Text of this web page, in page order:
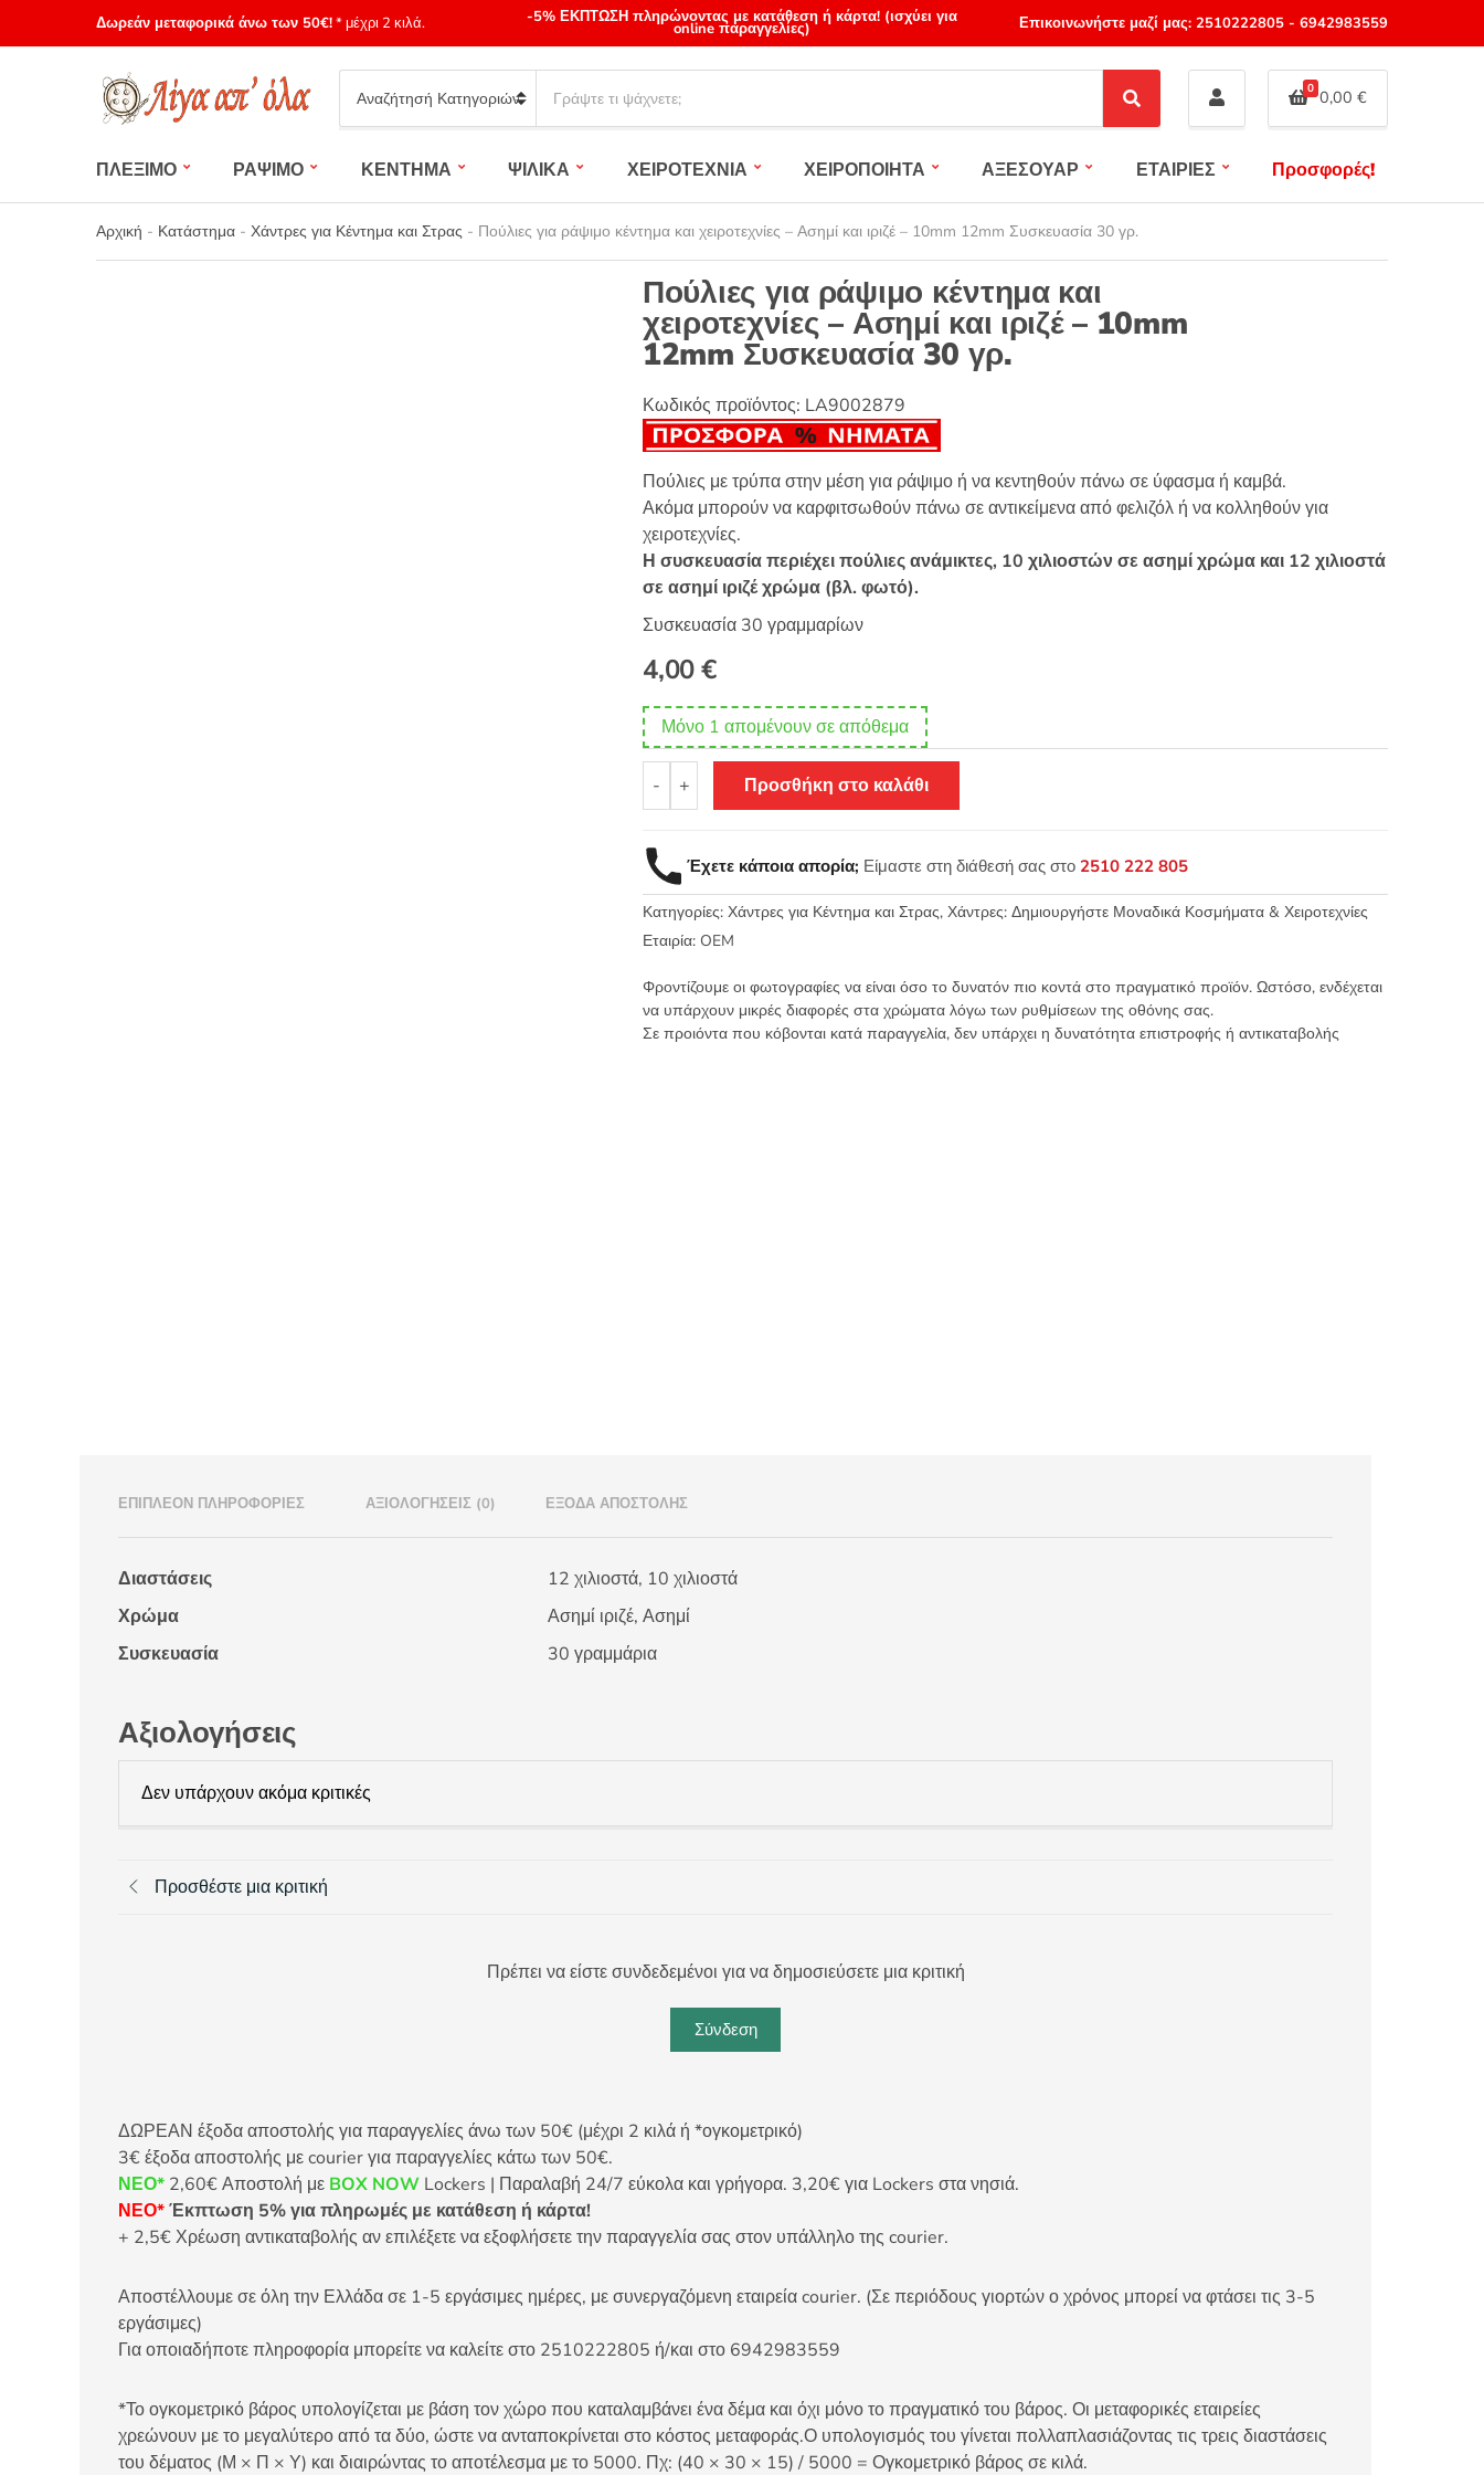
Δωρεάν μεταφορικά άνω των 50€!* μέχρι 2 κιλά. -5% ΕΚΠΤΩΣΗ πληρώνοντας με κατάθεση ή κάρτα! (ισχύει για
online παραγγελίες) Επικοινωνήστε μαζί μας: 2510222805- 6942983559
Category
name
a
c
h
p
S
e
c
0 0,00 €
ΠΛΕΞΙΜΟ ΡΑΨΙΜΟ ΚΕΝΤΗΜΑ ΨΙΛΙΚΑ ΧΕΙΡΟΤΕΧΝΙΑ ΧΕΙΡΟΠΟΙΗΤΑ ΑΞΕΣΟΥΑΡ ΕΤΑΙΡΙΕΣ Προσφορές!
Αρχική - Κατάστημα - Χάντρες για Κέντημα και Στρας - Πούλιες για ράψιμο κέντημα και χειροτεχνίες – Ασημί και ιριζέ – 10mm 12mm Συσκευασία 30 γρ.
Πούλιες για ράψιμο κέντημα και
χειροτεχνίες – Ασημί και ιριζέ – 10mm
12mm Συσκευασία 30 γρ.
Κωδικός προϊόντος: LA9002879
Πούλιες με τρύπα στην μέση για ράψιμο ή να κεντηθούν πάνω σε ύφασμα ή καμβά.
Ακόμα μπορούν να καρφιτσωθούν πάνω σε αντικείμενα από φελιζόλ ή να κολληθούν για
χειροτεχνίες.
Η συσκευασία περιέχει πούλιες ανάμικτες, 10 χιλιοστών σε ασημί χρώμα και 12 χιλιοστά
σε ασημί ιριζέ χρώμα (βλ. φωτό).
Συσκευασία 30 γραμμαρίων
4,00€
Μόνο 1 απομένουν σε απόθεμα
-
για
και
χειροτεχνίες
-
Ασημί
ιριζέ
-
10mm
+ Προσθήκη στο καλάθι
Έχετε κάποια απορία; Είμαστε στη διάθεσή σας στο 2510 222 805
Κατηγορίες: Χάντρες για Κέντημα και Στρας, Χάντρες: Δημιουργήστε Μοναδικά Κοσμήματα & Χειροτεχνίες
Εταιρία: OEM
Φροντίζουμε οι φωτογραφίες να είναι όσο το δυνατόν πιο κοντά στο πραγματικό προϊόν. Ωστόσο, ενδέχεται
να υπάρχουν μικρές διαφορές στα χρώματα λόγω των ρυθμίσεων της οθόνης σας.
Σε προιόντα που κόβονται κατά παραγγελία, δεν υπάρχει η δυνατότητα επιστροφής ή αντικαταβολής
ΕΠΙΠΛΈΟΝ ΠΛΗΡΟΦΟΡΊΕΣ ΑΞΙΟΛΟΓΉΣΕΙΣ (0) ΈΞΟΔΑ ΑΠΟΣΤΟΛΉΣ
Διαστάσεις
12 χιλιοστά, 10 χιλιοστά
Χρώμα
Ασημί ιριζέ, Ασημί
Συσκευασία
30 γραμμάρια
Αξιολογήσεις
Δεν υπάρχουν ακόμα κριτικές
Προσθέστε μια κριτική
Πρέπει να είστε συνδεδεμένοι για να δημοσιεύσετε μια κριτική
Σύνδεση
ΔΩΡΕΑΝ έξοδα αποστολής για παραγγελίες άνω των 50€ (μέχρι 2 κιλά ή *ογκομετρικό)
3€ έξοδα αποστολής με courier για παραγγελίες κάτω των 50€.
ΝΕΟ* 2,60€ Αποστολή με BOX NOW Lockers | Παραλαβή 24/7 εύκολα και γρήγορα. 3,20€ για Lockers στα νησιά.
ΝΕΟ*Έκπτωση 5% για πληρωμές με κατάθεση ή κάρτα!
+ 2,5€ Χρέωση αντικαταβολής αν επιλέξετε να εξοφλήσετε την παραγγελία σας στον υπάλληλο της courier.
Αποστέλλουμε σε όλη την Ελλάδα σε 1-5 εργάσιμες ημέρες, με συνεργαζόμενη εταιρεία courier. (Σε περιόδους γιορτών ο χρόνος μπορεί να φτάσει τις 3-5
εργάσιμες)
Για οποιαδήποτε πληροφορία μπορείτε να καλείτε στο 2510222805 ή/και στο 6942983559
*Το ογκομετρικό βάρος υπολογίζεται με βάση τον χώρο που καταλαμβάνει ένα δέμα και όχι μόνο το πραγματικό του βάρος. Οι μεταφορικές εταιρείες
χρεώνουν με το μεγαλύτερο από τα δύο, ώστε να ανταποκρίνεται στο κόστος μεταφοράς.Ο υπολογισμός του γίνεται πολλαπλασιάζοντας τις τρεις διαστάσεις
του δέματος (Μ × Π × Υ) και διαιρώντας το αποτέλεσμα με το 5000. Πχ: (40 × 30 × 15) / 5000 = Ογκομετρικό βάρος σε κιλά.